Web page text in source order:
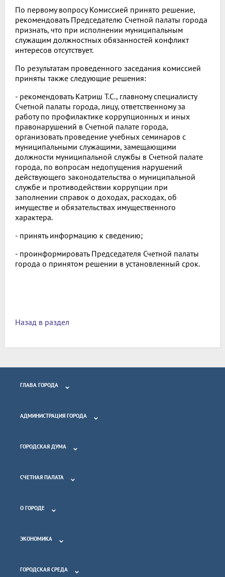
По первому вопросу Комиссией принято решение,
рекомендовать Председателю Счетной палаты города
признать, что при исполнении муниципальным
служащим должностных обязанностей конфликт
интересов отсутствует.
По результатам проведенного заседания комиссией
приняты также следующие решения:
- рекомендовать Катриш Т.С., главному специалисту
Счетной палаты города, лицу, ответственному за
работу по профилактике коррупционных и иных
правонарушений в Счетной палате города,
организовать проведение учебных семинаров с
муниципальными служащими, замещающими
должности муниципальной службы в Счетной палате
города, по вопросам недопущения нарушений
действующего законодательства о муниципальной
службе и противодействии коррупции при
заполнении справок о доходах, расходах, об
имуществе и обязательствах имущественного
характера.
- принять информацию к сведению;
- проинформировать Председателя Счетной палаты
города о принятом решении в установленный срок.
Назад в раздел
ГЛАВА ГОРОДА
АДМИНИСТРАЦИЯ ГОРОДА
ГОРОДСКАЯ ДУМА
СЧЕТНАЯ ПАЛАТА
О ГОРОДЕ
ЭКОНОМИКА
ГОРОДСКАЯ СРЕДА